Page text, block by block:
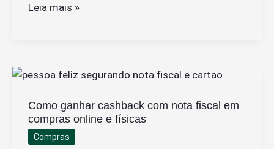
Como
Ilimitados
Graça:
É
Realmente
Leia mais »
Como ganhar cashback com nota fiscal em
compras online e físicas
Compras